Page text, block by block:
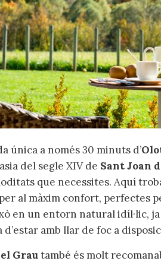
única a només 30 minuts d’
del segle XIV de Sant Joan
que necessites. Aquí
al màxim confort, perfectes
en un entorn natural idíl·lic,
d’estar amb llar de foc a
Grautambé és molt